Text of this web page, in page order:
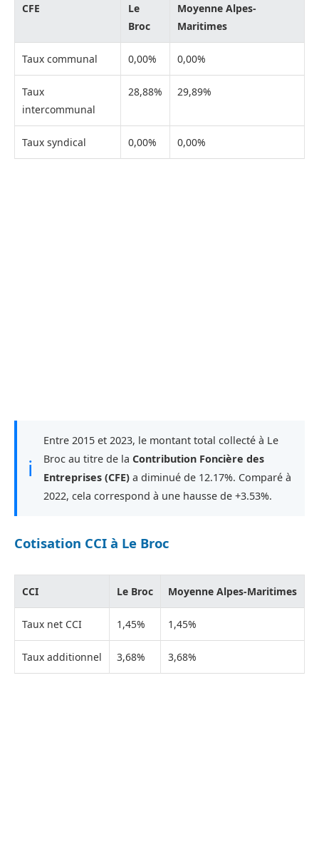
CFE
Le
Broc
Moyenne Alpes-
Maritimes
Taux communal 0,00% 0,00%
Taux
intercommunal
28,88% 29,89%
Taux syndical 0,00% 0,00%
ℹ
Entre 2015 et 2023, le montant total collecté à Le
Broc au titre de la Contribution Foncière des
Entreprises (CFE) a diminué de 12.17%. Comparé à
2022, cela correspond à une hausse de +3.53%.
Cotisation CCI à Le Broc
CCI Le Broc Moyenne Alpes-Maritimes
Taux net CCI 1,45% 1,45%
Taux additionnel 3,68% 3,68%